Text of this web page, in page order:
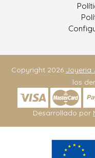
Copyright 2026 Joyeria
los
Desarrollado por